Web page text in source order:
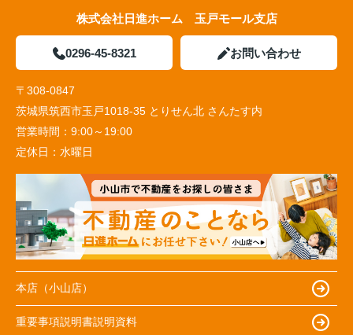
株式会社日進ホーム 玉戸モール支店
0296-45-8321 お問い合わせ
〒308-0847
茨城県筑西市玉戸1018-35 とりせん北 さんたす内
営業時間： 9:00～19:00
定休日： 水曜日
本店（小山店）
重要事項説明書説明資料